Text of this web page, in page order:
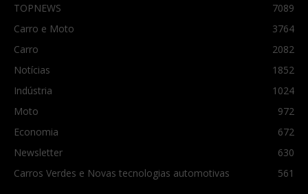
TOPNEWS
7089
Carro e Moto
3764
Carro
2082
Notícias
1852
Indústria
1024
Moto
972
Economia
672
Newsletter
630
Carros Verdes e Novas tecnologias automotivas
561